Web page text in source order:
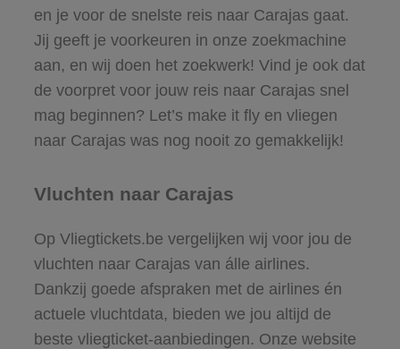
en je voor de snelste reis naar Carajas gaat.
Jij geeft je voorkeuren in onze zoekmachine
aan, en wij doen het zoekwerk! Vind je ook dat
de voorpret voor jouw reis naar Carajas snel
mag beginnen? Let’s make it fly en vliegen
naar Carajas was nog nooit zo gemakkelijk!
Vluchten naar Carajas
Op Vliegtickets.be vergelijken wij voor jou de
vluchten naar Carajas van álle airlines.
Dankzij goede afspraken met de airlines én
actuele vluchtdata, bieden we jou altijd de
beste vliegticket-aanbiedingen. Onze website